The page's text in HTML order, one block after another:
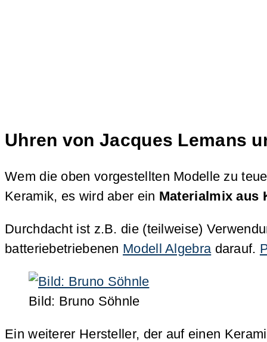
Uhren von Jacques Lemans
Wem die oben vorgestellten Modelle zu
Keramik, es wird aber ein Materialmix aus
Durchdacht ist z.B. die (teilweise)
batteriebetriebenen Modell Algebra darauf.
Bild: Bruno Söhnle
Ein weiterer Hersteller, der auf einen